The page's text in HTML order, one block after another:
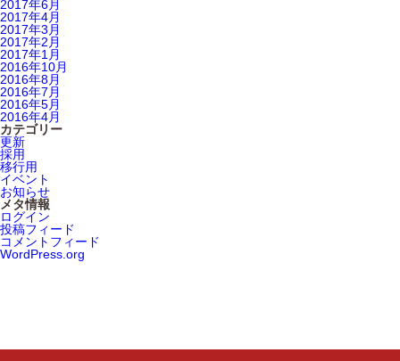
2017年6月
2017年4月
2017年3月
2017年2月
2017年1月
2016年10月
2016年8月
2016年7月
2016年5月
2016年4月
カテゴリー
更新
採用
移行用
イベント
お知らせ
メタ情報
ログイン
投稿フィード
コメントフィード
WordPress.org